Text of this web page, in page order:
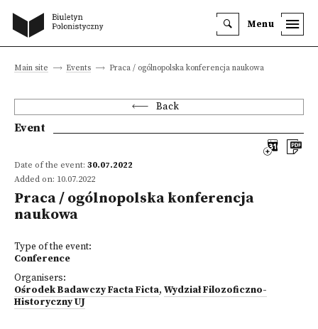
Menu
Main site Events Praca / ogólnopolska konferencja naukowa
Back
Event
Date of the event: 30.07.2022
Added on: 10.07.2022
Praca / ogólnopolska konferencja
naukowa
Type of the event:
Conference
Organisers:
Ośrodek Badawczy Facta Ficta, Wydział Filozoficzno-
Historyczny UJ